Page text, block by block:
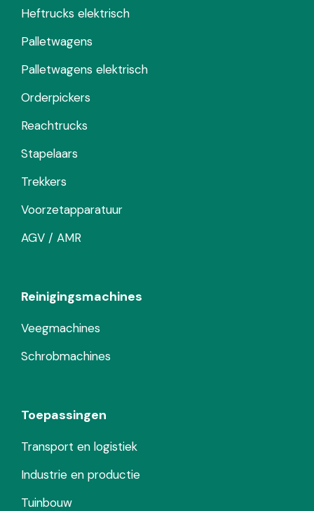
Heftrucks elektrisch
Palletwagens
Palletwagens elektrisch
Orderpickers
Reachtrucks
Stapelaars
Trekkers
Voorzetapparatuur
AGV / AMR
Reinigingsmachines
Veegmachines
Schrobmachines
Toepassingen
Transport en logistiek
Industrie en productie
Tuinbouw